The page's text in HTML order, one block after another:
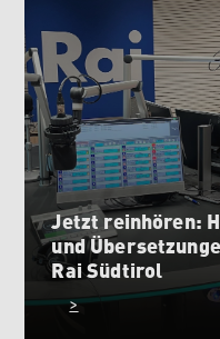
Jetzt reinhören:
und
Rai Südtirol
>